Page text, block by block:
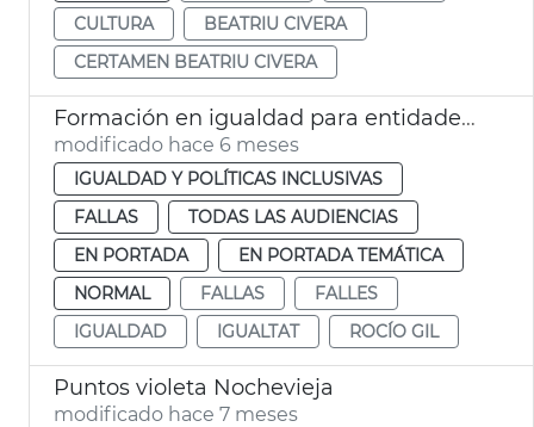
CULTURA
BEATRIU CIVERA
CERTAMEN BEATRIU CIVERA
Formación en igualdad para entidades festivas València
modificado hace 6 meses
IGUALDAD Y POLÍTICAS INCLUSIVAS
FALLAS
TODAS LAS AUDIENCIAS
EN PORTADA
EN PORTADA TEMÁTICA
NORMAL
FALLAS
FALLES
IGUALDAD
IGUALTAT ROCÍO GIL
Puntos violeta Nochevieja
modificado hace 7 meses